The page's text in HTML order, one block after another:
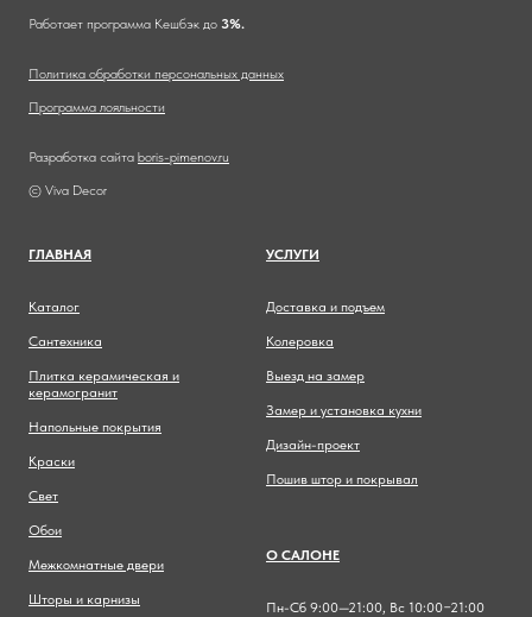
Работает программа Кешбэк до 3%.
Политика обработки персональных данных
Программа лояльности
Разработка сайта boris-pimenov.ru
© Viva Decor
ГЛАВНАЯ
Каталог
Сантехника
Плитка керамическая и
керамогранит
Напольные покрытия
Краски
Свет
Обои
Межкомнатные двери
Шторы и карнизы
УСЛУГИ
Доставка и подъем
Колеровка
Выезд на замер
Замер и установка кухни
Дизайн-проект
Пошив штор и покрывал
О САЛОНЕ
Пн-Сб 9:00—21:00, Вс 10:00−21:00